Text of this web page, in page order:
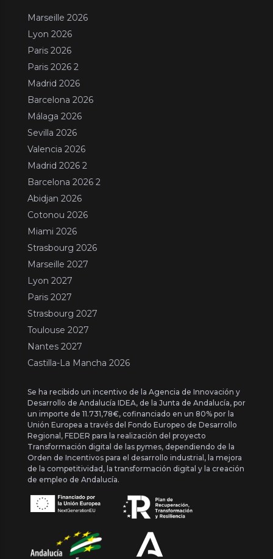
Marseille 2026
Lyon 2026
Paris 2026
Paris 2026 2
Madrid 2026
Barcelona 2026
Málaga 2026
Sevilla 2026
Valencia 2026
Madrid 2026 2
Barcelona 2026 2
Abidjan 2026
Cotonou 2026
Miami 2026
Strasbourg 2026
Marseille 2027
Lyon 2027
Paris 2027
Strasbourg 2027
Toulouse 2027
Nantes 2027
Castilla-La Mancha 2026
Se ha recibido un incentivo de la Agencia de Innovación y
Desarrollo de Andalucía IDEA, de la Junta de Andalucía, por
un importe de 11.731,78€, cofinanciado en un 80% por la
Unión Europea a través del Fondo Europeo de Desarrollo
Regional, FEDER para la realización del proyecto
Transformación digital de las pymes, dependiendo de la
Orden de Incentivos para el desarrollo industrial, la mejora
de la competitividad, la transformación digital y la creación
de empleo de Andalucía.